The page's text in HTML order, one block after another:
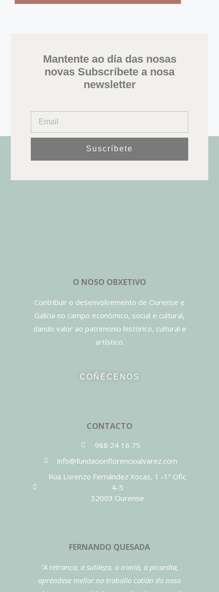
Mantente ao día das nosas
novas Subscríbete a nosa
newsletter
Suscríbete
O NOSO OBXETIVO
Contribuir o desenvolvemento de Ourense e
Galicia no campo económico, social e cultural,
dando valor ao patrimonio histórico, cultural e
artístico.
COÑÉCENOS
CONTACTO
988 24 16 75
info@fundacionflorencioalvarez.com
Rúa Lorenzo Fernández Xocas, 1 -1º Ofic
4-5
32003 Ourense
FERNANDO QUESADA
“A retranca, a sutileza, a ironía, a picardía,
apréndese mellor no traballo cotián do noso